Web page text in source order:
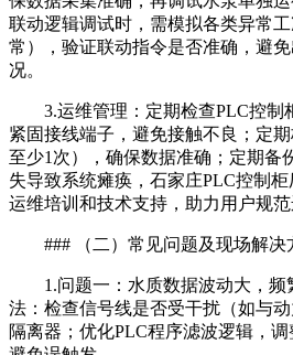
联动逻辑调试时，需模拟各类异常
常），验证联动指令是否准确，避
况。
3.运维管理：定期检查PLC控制
紧固接线端子，避免接触不良；定
至少1次），确保数据准确；定期备
失导致系统瘫痪，石家庄PLC控制
运维培训和技术支持，助力用户规范
### （二）常见问题及现场解决
1.问题一：水质数据波动大，
法：检查信号线是否受干扰（如与
隔离器；优化PLC程序滤波逻辑，调